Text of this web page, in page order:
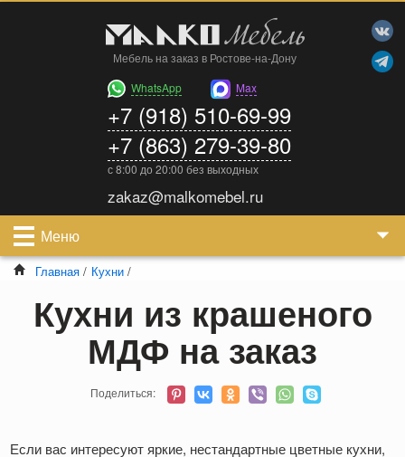
Мебель на заказ в Ростове-на-Дону
WhatsApp
Max
+7 (918) 510-69-99
+7 (863) 279-39-80
с 8:00 до 20:00 без выходных
zakaz@malkomebel.ru
Меню
Главная / Кухни /
Кухни из крашеного
МДФ на заказ
Поделиться:
Если вас интересуют яркие, нестандартные цветные кухни,